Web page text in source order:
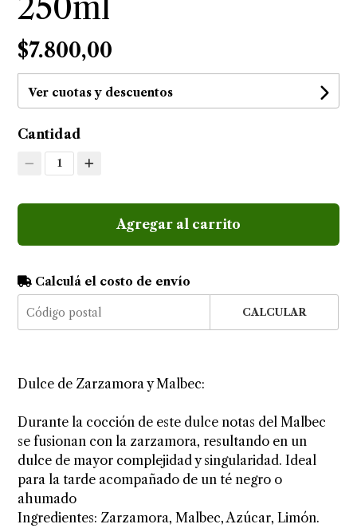
$7.800,00
Ver cuotas y descuentos
Cantidad
1
Agregar al carrito
Calculá el costo de envío
CALCULAR
Dulce de Zarzamora y Malbec:
Durante la cocción de este dulce notas del Malbec
se fusionan con la zarzamora, resultando en un
dulce de mayor complejidad y singularidad. Ideal
para la tarde acompañado de un té negro o
ahumado
Ingredientes: Zarzamora, Malbec, Azúcar, Limón.